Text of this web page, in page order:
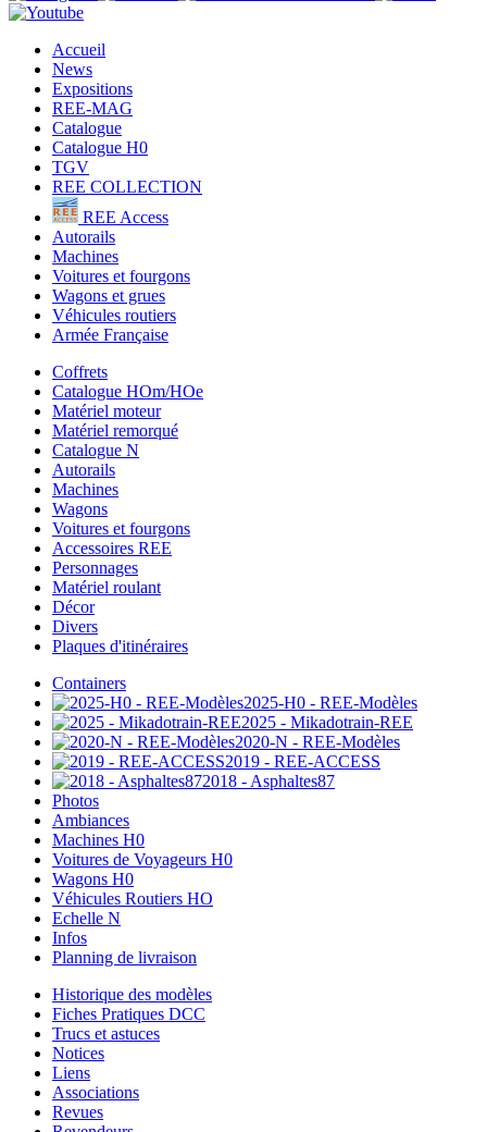
Accueil
News
Expositions
REE-MAG
Catalogue
Catalogue H0
TGV
REE COLLECTION
REE Access
Autorails
Machines
Voitures et fourgons
Wagons et grues
Véhicules routiers
Armée Française
Coffrets
Catalogue HOm/HOe
Matériel moteur
Matériel remorqué
Catalogue N
Autorails
Machines
Wagons
Voitures et fourgons
Accessoires REE
Personnages
Matériel roulant
Décor
Divers
Plaques d'itinéraires
Containers
2025-H0 - REE-Modèles
2025 - Mikadotrain-REE
2020-N - REE-Modèles
2019 - REE-ACCESS
2018 - Asphaltes87
Photos
Ambiances
Machines H0
Voitures de Voyageurs H0
Wagons H0
Véhicules Routiers HO
Echelle N
Infos
Planning de livraison
Historique des modèles
Fiches Pratiques DCC
Trucs et astuces
Notices
Liens
Associations
Revues